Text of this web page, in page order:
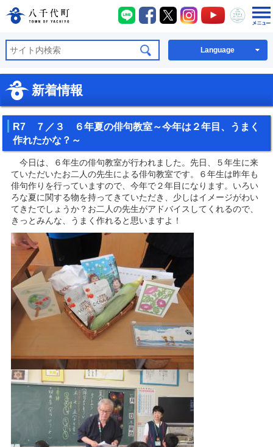
八千代町公式ホームページ
八千代町LINE
八千代町Facebook
八千代町X八千代町Instagram
八千代町
八千
Language
新着情報
R7 ７／３ ６年夏の俳句教室～今年は２年目、うまく
作れたかな？～
今日は、６年生の俳句教室が行われました。先日、５年生に来
ていただいたお二人の先生による俳句教室です。６年生は昨年も
俳句作りを行っていますので、今年で２年目になります。いろい
ろな夏に関する物を持ってきていただき、少しはイメージがわい
てきたでしょうか？お二人の先生がアドバイスしてくれるので、
きっとみんな、うまく作れると思いますよ！